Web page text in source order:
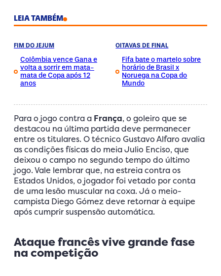
LEIA TAMBÉM
FIM DO JEJUM
Colômbia vence Gana e
volta a sorrir em mata-
mata de Copa após 12
anos
OITAVAS DE FINAL
Fifa bate o martelo sobre
horário de Brasil x
Noruega na Copa do
Mundo
Para o jogo contra a França, o goleiro que se
destacou na última partida deve permanecer
entre os titulares. O técnico Gustavo Alfaro avalia
as condições físicas do meia Julio Enciso, que
deixou o campo no segundo tempo do último
jogo. Vale lembrar que, na estreia contra os
Estados Unidos, o jogador foi vetado por conta
de uma lesão muscular na coxa. Já o meio-
campista Diego Gómez deve retornar à equipe
após cumprir suspensão automática.
Ataque francês vive grande fase
na competição